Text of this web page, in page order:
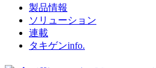
製品情報
ソリューション
連載
タキゲンinfo.